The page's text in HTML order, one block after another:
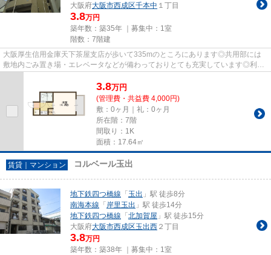
大阪府大阪市西成区千本中 １丁目
3.8万円
築年数：築35年 ｜募集中： 1室
階数：7階建
大阪厚生信用金庫天下茶屋支店が歩いて335mのところにあります◎共用部には
敷地内ごみ置き場・エレベータなどが備わっておりとても充実しています◎利便
3.8万円
(管理費・共益費 4,000円)
敷：0ヶ月｜礼：0ヶ月
所在階：7階
間取り：1K
面積：17.64㎡
賃貸｜マンション コルベール玉出
地下鉄四つ橋線 「 玉出 」駅 徒歩8分
南海本線 「 岸里玉出 」駅 徒歩14分
地下鉄四つ橋線 「 北加賀屋 」駅 徒歩15分
大阪府大阪市西成区玉出西 ２丁目
3.8万円
築年数：築38年 ｜募集中： 1室